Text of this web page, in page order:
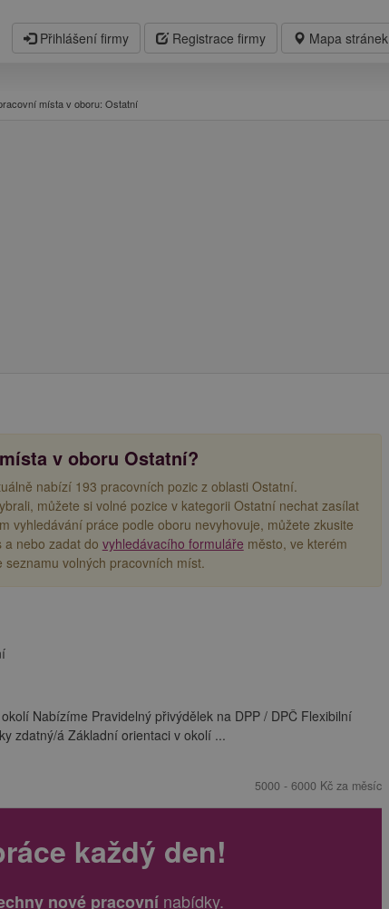
Mapa stránek
Přihlášení firmy Registrace firmy
místa v oboru: Ostatní
v oboru Ostatní?
nabízí 193 pracovních pozic z oblasti Ostatní.
můžete si volné pozice v kategorii Ostatní nechat zasílat
vyhledávání práce podle oboru nevyhovuje, můžete zkusite
a nebo zadat do vyhledávacího formuláře město, ve kterém
volných pracovních míst.
Nabízíme Pravidelný přivýdělek na DPP / DPČ Flexibilní
zdatný/á Základní orientaci v okolí ...
5000 - 6000 Kč za měsíc
každý den!
nové pracovní nabídky.